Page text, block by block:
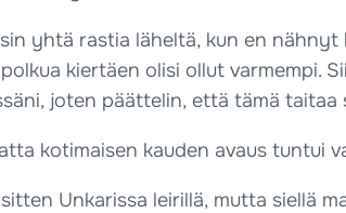
yhtä rastia läheltä, kun en
kiertäen olisi ollut varmempi.
joten päättelin, että tämä
kotimaisen kauden avaus tuntui
Unkarissa leirillä, mutta siellä